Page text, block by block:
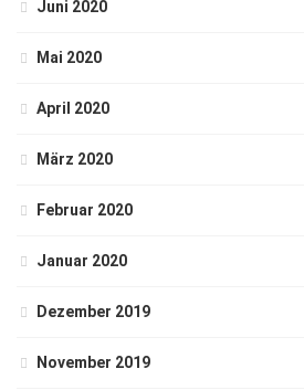
Juni 2020
Mai 2020
April 2020
März 2020
Februar 2020
Januar 2020
Dezember 2019
November 2019